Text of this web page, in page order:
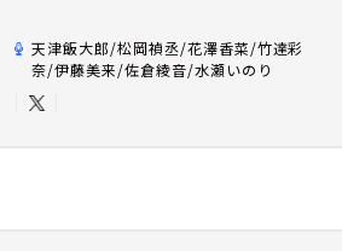
天津飯大郎/松岡禎丞/花澤香菜/竹達彩
奈/伊藤美来/佐倉綾音/水瀬いのり